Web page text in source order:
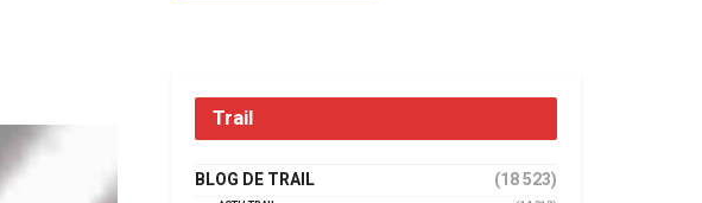
Trail
BLOG DE TRAIL (18 523)